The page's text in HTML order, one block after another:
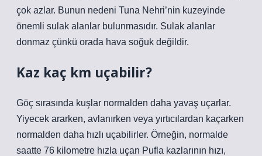
çok azlar. Bunun nedeni Tuna Nehri’nin kuzeyinde
önemli sulak alanlar bulunmasıdır. Sulak alanlar
donmaz çünkü orada hava soğuk değildir.
Kaz kaç km uçabilir?
Göç sırasında kuşlar normalden daha yavaş uçarlar.
Yiyecek ararken, avlanırken veya yırtıcılardan kaçarken
normalden daha hızlı uçabilirler. Örneğin, normalde
saatte 76 kilometre hızla uçan Pufla kazlarının hızı,